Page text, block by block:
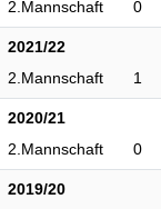
2.Mannschaft 0
2021/22
2.Mannschaft
1
2020/21
2.Mannschaft
0
2019/20